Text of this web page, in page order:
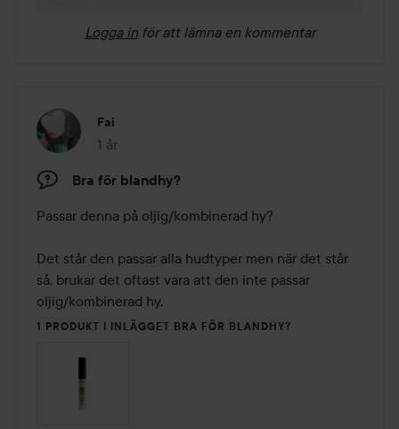
Logga in för att lämna en kommentar
Fai
1 år
Inlägget skapades 1 år
Bra för blandhy?
Passar denna på oljig/kombinerad hy?
Det står den passar alla hudtyper men när det står
så, brukar det oftast vara att den inte passar
oljig/kombinerad hy.
1 PRODUKT I INLÄGGET BRA FÖR BLANDHY?